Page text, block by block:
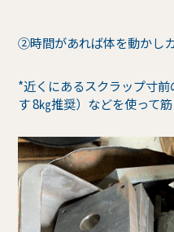
②時間があれば体を動かし
*近くにあるスクラップ寸
す 8㎏推奨）などを使って